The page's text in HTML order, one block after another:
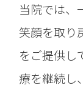
当院では、
笑顔を取り
をご提供し
療を継続し